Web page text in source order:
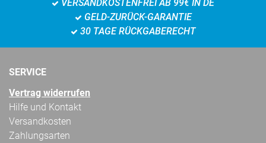
VERSANDKOSTENFREI AB 99€ IN DE
GELD-ZURÜCK-GARANTIE
30 TAGE RÜCKGABERECHT
SERVICE
Vertrag widerrufen
Hilfe und Kontakt
Versandkosten
Zahlungsarten